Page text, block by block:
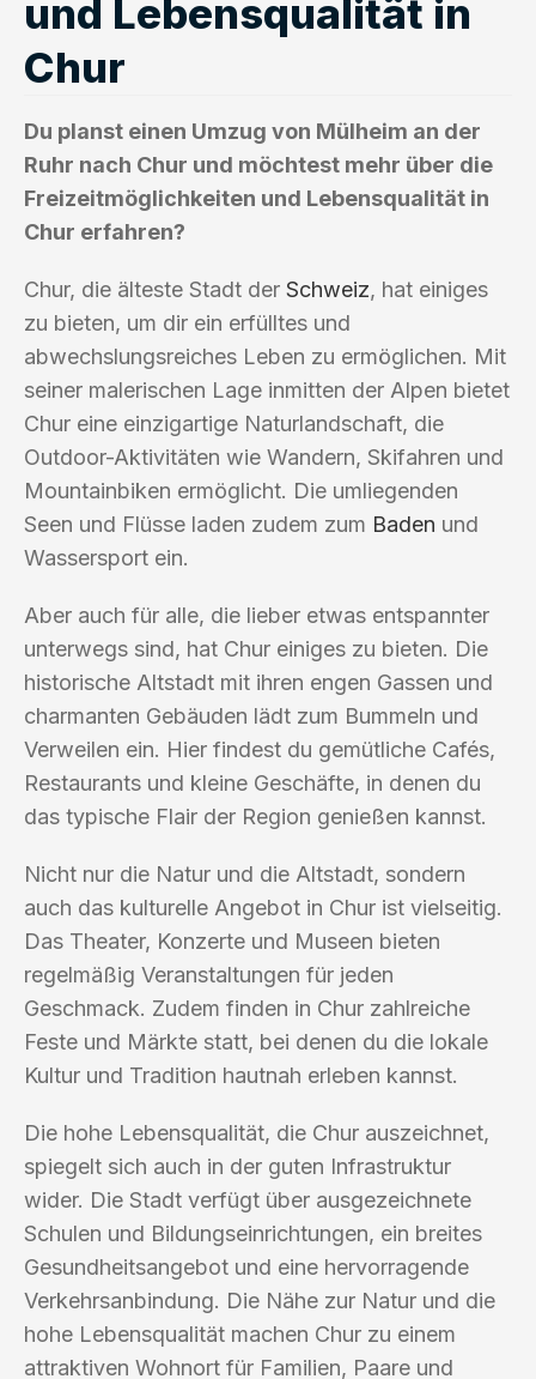
und Lebensqualität in
Chur
Du planst einen Umzug von Mülheim an der
Ruhr nach Chur und möchtest mehr über die
Freizeitmöglichkeiten und Lebensqualität in
Chur erfahren?
Chur, die älteste Stadt der Schweiz, hat einiges
zu bieten, um dir ein erfülltes und
abwechslungsreiches Leben zu ermöglichen. Mit
seiner malerischen Lage inmitten der Alpen bietet
Chur eine einzigartige Naturlandschaft, die
Outdoor-Aktivitäten wie Wandern, Skifahren und
Mountainbiken ermöglicht. Die umliegenden
Seen und Flüsse laden zudem zum Baden und
Wassersport ein.
Aber auch für alle, die lieber etwas entspannter
unterwegs sind, hat Chur einiges zu bieten. Die
historische Altstadt mit ihren engen Gassen und
charmanten Gebäuden lädt zum Bummeln und
Verweilen ein. Hier findest du gemütliche Cafés,
Restaurants und kleine Geschäfte, in denen du
das typische Flair der Region genießen kannst.
Nicht nur die Natur und die Altstadt, sondern
auch das kulturelle Angebot in Chur ist vielseitig.
Das Theater, Konzerte und Museen bieten
regelmäßig Veranstaltungen für jeden
Geschmack. Zudem finden in Chur zahlreiche
Feste und Märkte statt, bei denen du die lokale
Kultur und Tradition hautnah erleben kannst.
Die hohe Lebensqualität, die Chur auszeichnet,
spiegelt sich auch in der guten Infrastruktur
wider. Die Stadt verfügt über ausgezeichnete
Schulen und Bildungseinrichtungen, ein breites
Gesundheitsangebot und eine hervorragende
Verkehrsanbindung. Die Nähe zur Natur und die
hohe Lebensqualität machen Chur zu einem
attraktiven Wohnort für Familien, Paare und